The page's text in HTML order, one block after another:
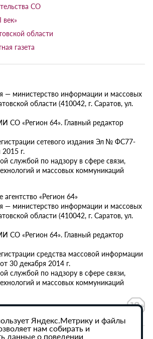
СО
области
газета
— министерство информации и массовых
области (410042, г. Саратов, ул.
СО «Регион 64». Главный редактор
сетевого издания Эл № ФС77-
г.
службой по надзору в сфере связи,
и массовых коммуникаций
«Регион 64»
— министерство информации и массовых
области (410042, г. Саратов, ул.
СО «Регион 64». Главный редактор
средства массовой информации
30 декабря 2014 г.
службой по надзору в сфере связи,
и массовых коммуникаций
обработки персональных данных
Яндекс.Метрику и файлы
нам собирать и
данные о поведении